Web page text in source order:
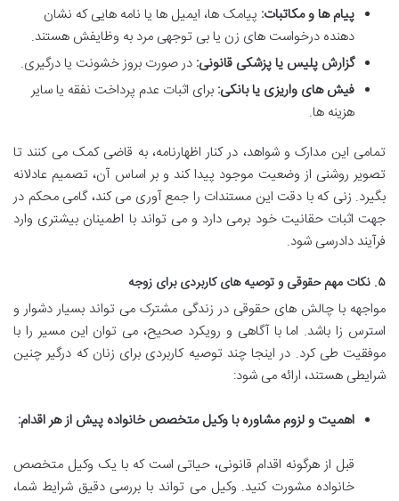
پیام ها و مکاتبات: پیامک ها، ایمیل ها یا نامه هایی که نشان
دهنده درخواست های زن یا بی توجهی مرد به وظایفش هستند.
گزارش پلیس یا پزشکی قانونی: در صورت بروز خشونت یا درگیری.
فیش های واریزی یا بانکی: برای اثبات عدم پرداخت نفقه یا سایر
هزینه ها.
تمامی این مدارک و شواهد، در کنار اظهارنامه، به قاضی کمک می کنند تا
تصویر روشنی از وضعیت موجود پیدا کند و بر اساس آن، تصمیم عادلانه
بگیرد. زنی که با دقت این مستندات را جمع آوری می کند، گامی محکم در
جهت اثبات حقانیت خود برمی دارد و می تواند با اطمینان بیشتری وارد
فرآیند دادرسی شود.
۵. نکات مهم حقوقی و توصیه های کاربردی برای زوجه
مواجهه با چالش های حقوقی در زندگی مشترک می تواند بسیار دشوار و
استرس زا باشد. اما با آگاهی و رویکرد صحیح، می توان این مسیر را با
موفقیت طی کرد. در اینجا چند توصیه کاربردی برای زنان که درگیر چنین
شرایطی هستند، ارائه می شود:
اهمیت و لزوم مشاوره با وکیل متخصص خانواده پیش از هر اقدام:
قبل از هرگونه اقدام قانونی، حیاتی است که با یک وکیل متخصص
خانواده مشورت کنید. وکیل می تواند با بررسی دقیق شرایط شما،